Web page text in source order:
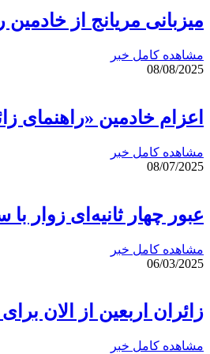
میزبانی مریانج از خادمین
مشاهده کامل خبر
08/08/2025
اعزام خادمین «راهنمای زائر»
مشاهده کامل خبر
08/07/2025
عبور چهار ثانیه‌ای زوار با
مشاهده کامل خبر
06/03/2025
زائران اربعین از الان
مشاهده کامل خبر